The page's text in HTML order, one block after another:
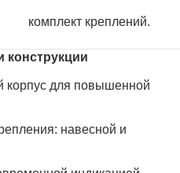
комплект креплений.
конструкции
корпус для повышенной
навесной и